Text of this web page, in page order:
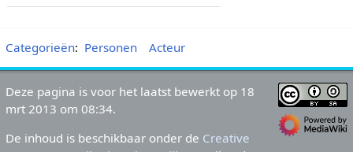
Categorieën: Personen Acteur
Deze pagina is voor het laatst bewerkt op 18
mrt 2013 om 08:34.
De inhoud is beschikbaar onder de Creative